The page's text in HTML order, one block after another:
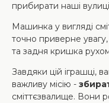
прибирати наші
Машинка у вигляді
точно приверне
та задня кришка
Завдяки цій іграшці,
важливу місію -
сміттєзвалище. Вони